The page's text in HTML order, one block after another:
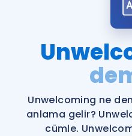
Şifremi
Remzi Hoca ile seni sınava
Katılımcı Görüşleri
Faydalı Araçlar
Ücretsiz Kaynaklar
Unwelcoming ne
anlama gelir?
cümle.